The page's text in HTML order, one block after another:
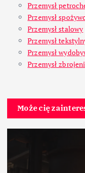
Przemysł
Przemysł
Przemysł stalowy
Przemysł
Przemysł
Przemysł
Może cię